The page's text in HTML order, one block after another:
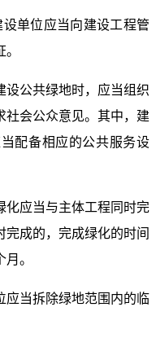
单位应当向建设工程管
设公共绿地时，应当组织
社会公众意见。其中，建
配备相应的公共服务设
化应当与主体工程同时完
成的，完成绿化的时间
。
应当拆除绿地范围内的临